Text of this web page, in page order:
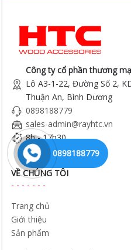
Công ty cổ phần thương
Lô A3-1-22, Đường Số 2,
Thuận An, Bình Dương
0898188779
sales-admin@rayhtc.vn
8h - 17h30
VỀ CHÚNG TÔI
Trang chủ
Giới thiệu
Sản phẩm
0898188779